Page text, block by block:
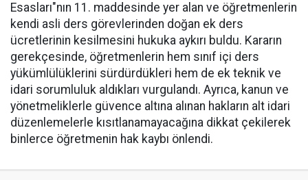
Esasları"nın 11. maddesinde yer alan ve öğretmenlerin
kendi asli ders görevlerinden doğan ek ders
ücretlerinin kesilmesini hukuka aykırı buldu. Kararın
gerekçesinde, öğretmenlerin hem sınıf içi ders
yükümlülüklerini sürdürdükleri hem de ek teknik ve
idari sorumluluk aldıkları vurgulandı. Ayrıca, kanun ve
yönetmeliklerle güvence altına alınan hakların alt idari
düzenlemelerle kısıtlanamayacağına dikkat çekilerek
binlerce öğretmenin hak kaybı önlendi.